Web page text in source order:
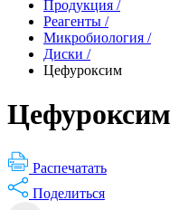
Продукция /
Реагенты /
Микробиология /
Диски /
Цефуроксим
Цефуроксим
Распечатать
Поделиться